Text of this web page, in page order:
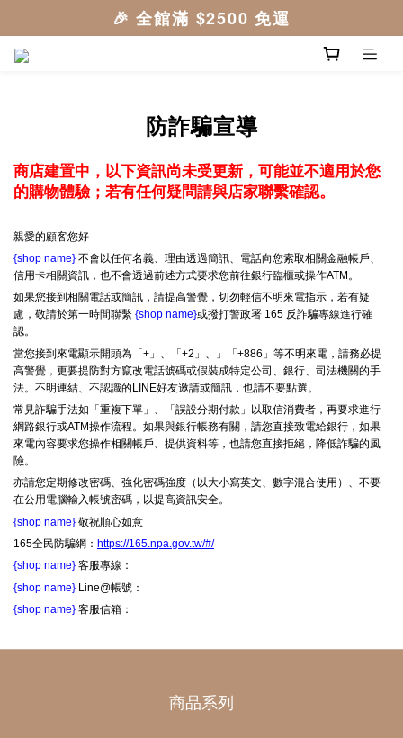
防詐騙宣導
商店建置中，以下資訊尚未受更新，可能並不適用於您
的購物體驗；若有任何疑問請與店家聯繫確認。
親愛的顧客您好
{shop name} 不會以任何名義、理由透過簡訊、電話向您索取相關金融帳戶、
信用卡相關資訊，也不會透過前述方式要求您前往銀行臨櫃或操作ATM。
如果您接到相關電話或簡訊，請提高警覺，切勿輕信不明來電指示，若有疑
慮，敬請於第一時間聯繫 {shop name}或撥打警政署 165 反詐騙專線進行確
認。
當您接到來電顯示開頭為「+」、「+2」、」「+886」等不明來電，請務必提
高警覺，更要提防對方竄改電話號碼或假裝成特定公司、銀行、司法機關的手
法。不明連結、不認識的LINE好友邀請或簡訊，也請不要點選。
常見詐騙手法如「重複下單」、「誤設分期付款」以取信消費者，再要求進行
網路銀行或ATM操作流程。如果與銀行帳務有關，請您直接致電給銀行，如果
來電內容要求您操作相關帳戶、提供資料等，也請您直接拒絕，降低詐騙的風
險。
亦請您定期修改密碼、強化密碼強度（以大小寫英文、數字混合使用）、不要
在公用電腦輸入帳號密碼，以提高資訊安全。
{shop name} 敬祝順心如意
165全民防騙網： https://165.npa.gov.tw/#/
{shop name} 客服專線：
{shop name} Line@帳號：
{shop name} 客服信箱：
商品系列